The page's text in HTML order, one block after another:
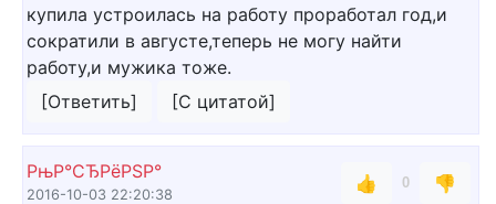
купила устроилась на работу проработал год,и
сократили в августе,теперь не могу найти
работу,и мужика тоже.
[Ответить]
[С цитатой]
РњР°СЂРёРЅР°
2016-10-03 22:20:38
👍 0
👎